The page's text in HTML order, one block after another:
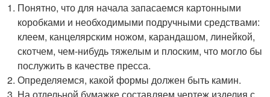
Понятно, что для начала запасаемся картонными
коробками и необходимыми подручными средствами:
клеем, канцелярским ножом, карандашом, линейкой,
скотчем, чем-нибудь тяжелым и плоским, что могло бы
послужить в качестве пресса.
Определяемся, какой формы должен быть камин.